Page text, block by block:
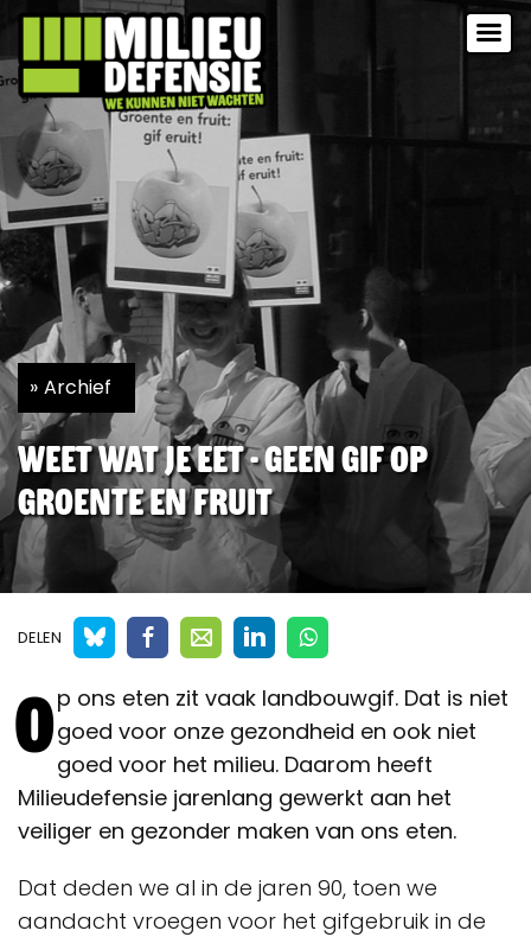
Archief
Weet wat je eet - Geen gif op
groente en fruit
DELEN
Op ons eten zit vaak landbouwgif. Dat is niet
goed voor onze gezondheid en ook niet
goed voor het milieu. Daarom heeft
Milieudefensie jarenlang gewerkt aan het
veiliger en gezonder maken van ons eten.
Dat deden we al in de jaren 90, toen we
aandacht vroegen voor het gifgebruik in de